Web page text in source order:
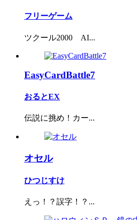
フリーゲーム
ツクール2000 AI...
EasyCardBattle7
おるとEX
伝説に挑め！カー...
オセル
ひつじすけ
えっ！？誤字！？...